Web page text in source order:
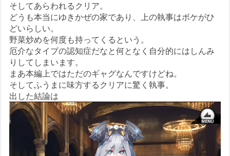
そしてあらわれるクリア。
どうも本当にゆきかぜの家であり、上の執事はボケがひ
どいらしい。
野菜炒めを何度も持ってくるという。
厄介なタイプの認知症だなと何となく自分的にはしんみ
りしてしまいます。
まあ本編上ではただのギャグなんですけどね。
そしてふうまに味方するクリアに驚く執事。
出した結論は